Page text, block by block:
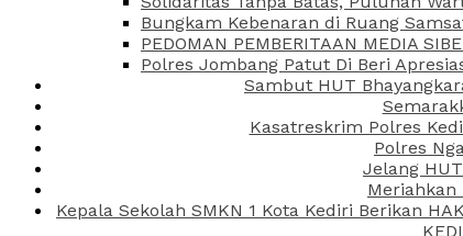
Bungkam Kebenaran di Ruang
PEDOMAN PEMBERITAAN MEDIA
Polres Jombang Patut Di Beri
Sambut HUT
Kasatreskrim Polres
Polres
Jelang
Meriahkan
Kepala Sekolah SMKN 1 Kota Kediri Berikan